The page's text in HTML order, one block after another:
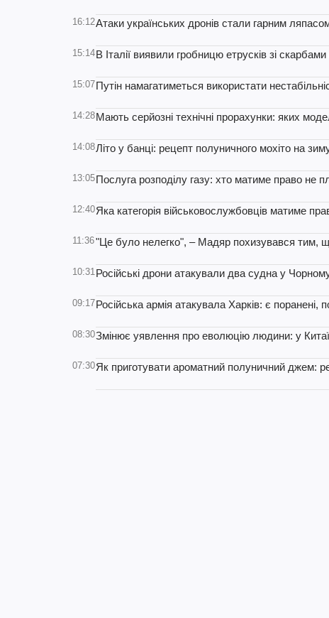
16:12Атаки українських дронів стали гарним
15:14В Італії виявили гробницю етрусків зі
15:07Путін намагатиметься використати
14:28Мають серйозні технічні прорахунки: яких
14:08Літо у банці: рецепт полуничного мохіто на
13:05Послуга розподілу газу: хто матиме право не
12:40Яка категорія військовослужбовців матиме
11:36"Це було нелегко", – Мадяр похизувався тим,
10:31Російські дрони атакували два судна у
09:17Російська армія атакувала Харків: є
08:30Змінює уявлення про еволюцію людини: у
07:30Як приготувати ароматний полуничний джем: